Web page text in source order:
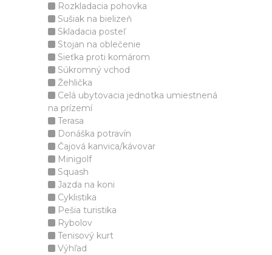
Rozkladacia pohovka
Sušiak na bielizeň
Skladacia posteľ
Stojan na oblečenie
Sieťka proti komárom
Súkromný vchod
Žehlička
Celá ubytovacia jednotka umiestnená
na prízemí
Terasa
Donáška potravín
Čajová kanvica/kávovar
Minigolf
Squash
Jazda na koni
Cyklistika
Pešia turistika
Rybolov
Tenisový kurt
Výhľad